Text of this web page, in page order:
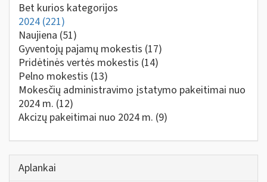
Bet kurios kategorijos
2024 (221)
Naujiena (51)
Gyventojų pajamų mokestis (17)
Pridėtinės vertės mokestis (14)
Pelno mokestis (13)
Mokesčių administravimo įstatymo pakeitimai nuo
2024 m. (12)
Akcizų pakeitimai nuo 2024 m. (9)
Aplankai